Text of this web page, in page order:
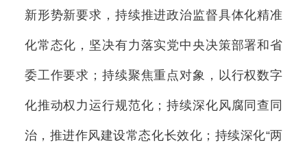
新形势新要求，持续推进政治监督具体化精准
化常态化，坚决有力落实党中央决策部署和省
委工作要求；持续聚焦重点对象，以行权数字
化推动权力运行规范化；持续深化风腐同查同
治，推进作风建设常态化长效化；持续深化“两